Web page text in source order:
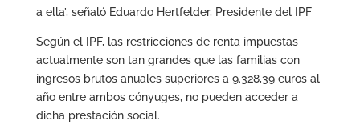
a ella’, señaló Eduardo Hertfelder, Presidente del IPF
Según el IPF, las restricciones de renta impuestas
actualmente son tan grandes que las familias con
ingresos brutos anuales superiores a 9.328,39 euros al
año entre ambos cónyuges, no pueden acceder a
dicha prestación social.